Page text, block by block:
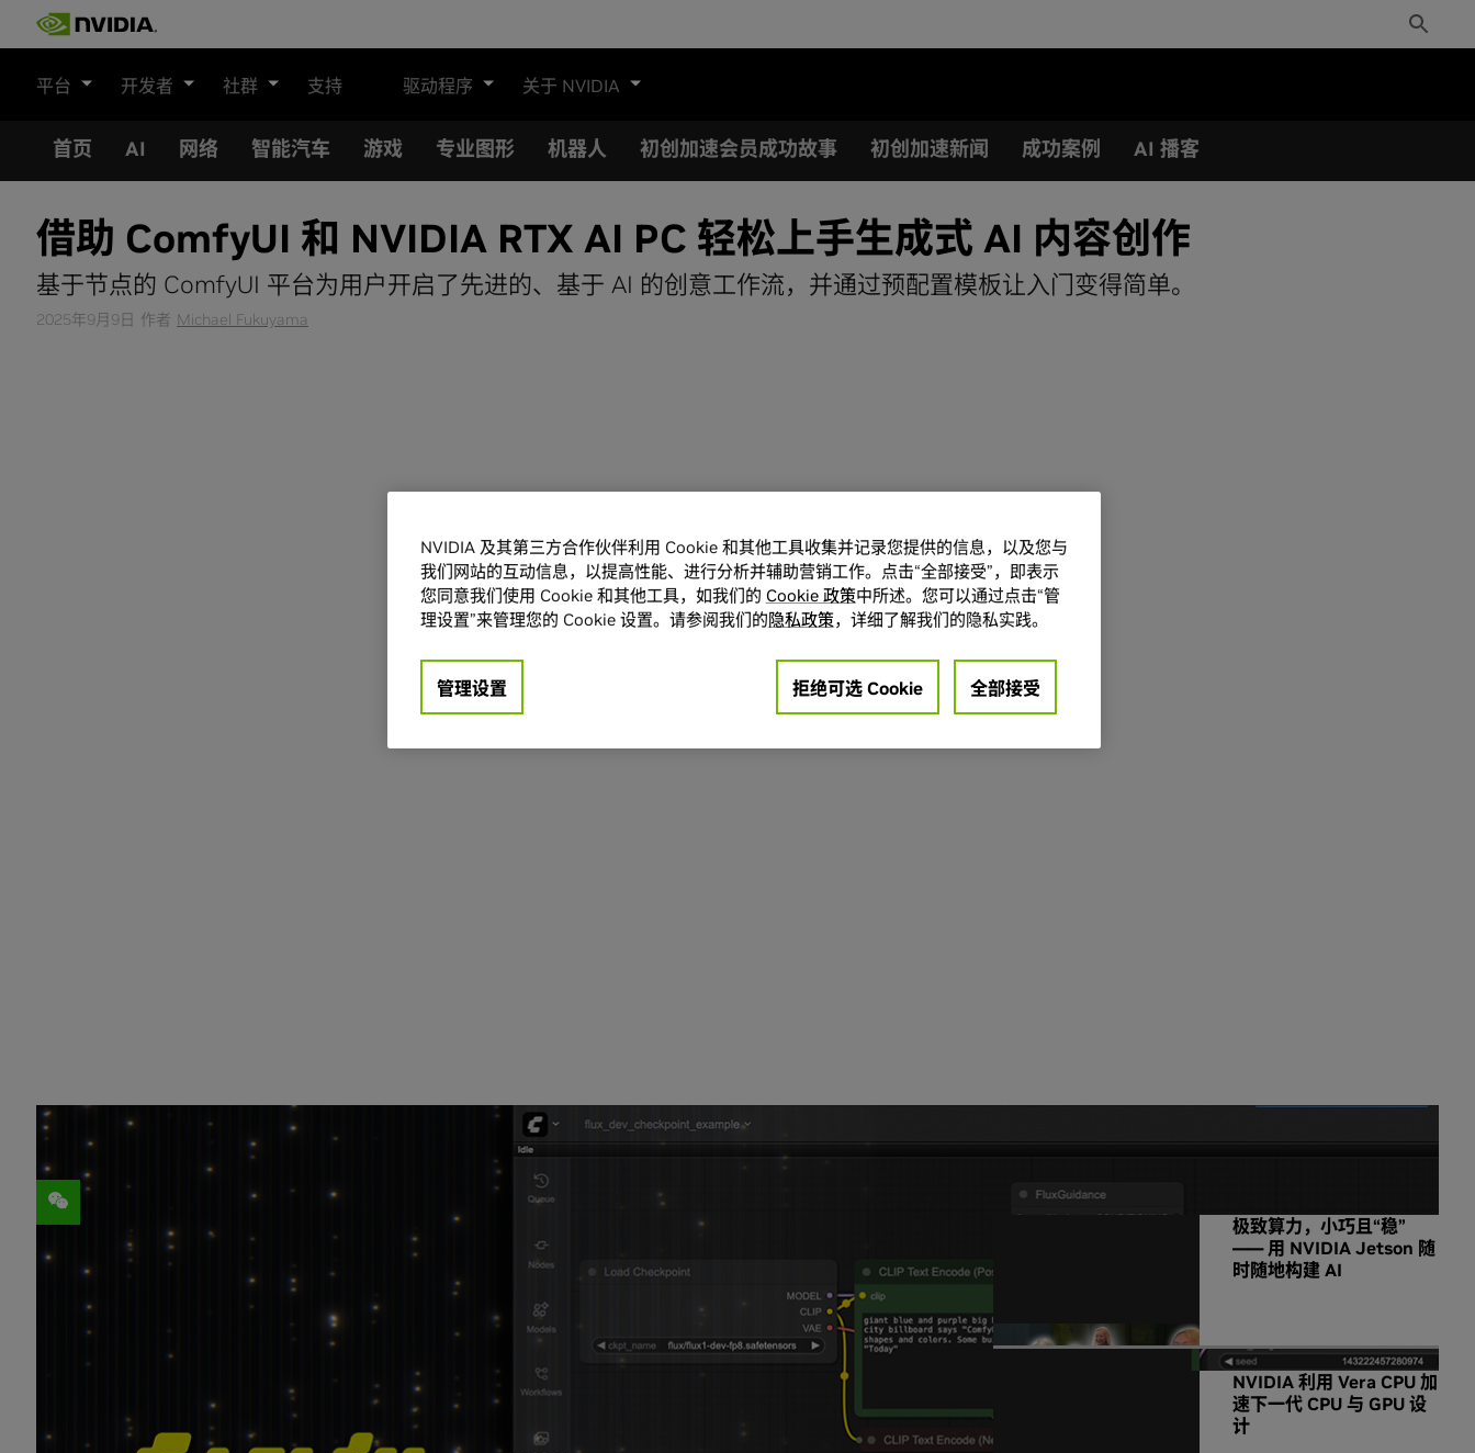
Toggle
Search
平台 开发者 社群 支持 驱动程序 关于 NVIDIA
首页 AI 网络 智能汽车 游戏 专业图形 机器人 初创加速会员成功故事 初创加速新闻 成功案例 AI 播客
借助 ComfyUI 和 NVIDIA RTX AI PC 轻松上手生成式 AI 内容创作
基于节点的 ComfyUI 平台为用户开启了先进的、基于 AI 的创意工作流，并通过预配置模板让入门变得简单。
2025年9月9日 作者 Michael Fukuyama
分享
是一个开源的、基于节点的图形界面，用于运行和构建生成式 AI 工作流来进行内容创作。该界
面在过去一个月发布了重大更新，包括对 NVIDIA RTX GPU 高达 40% 的性能提升，以及对 Wan 2.2、
Qwen-Image、FLUX.1 Krea [dev] 和 Hunyuan3D 2.1 等新 AI 模型的支持。
NVIDIA 还发布了专由 TensorRT 优化的热门扩散模型 (比如 Stable Diffusion 3.5 和 FLUX.1 Kontext) 的
NIM 微服务，让用户在 ComfyUI 运行时，模型推理速度最高提升 3 倍，显存占用降低 50%。
此外，一个 NVIDIA RTX Remix
(一个让模组制作者重制经典游戏的平台) 更新在今天发布，该更新增加了
高级路径追踪粒子系统，可呈现令人惊艳的视觉效果，为经典游戏注入新的活力。
极致算力，小巧且“稳”
—— 用 NVIDIA Jetson 随
时随地构建 AI
NVIDIA 利用 Vera CPU 加
速下一代 CPU 与 GPU 设
计
NVIDIA 及其第三方合作伙伴利用 Cookie 和其他工具收集并记录您提供的信息，以及您与
我们网站的互动信息，以提高性能、进行分析并辅助营销工作。点击“全部接受”，即表示
您同意我们使用 Cookie 和其他工具，如我们的 Cookie 政策中所述。您可以通过点击“管
理设置”来管理您的 Cookie 设置。请参阅我们的隐私政策，详细了解我们的隐私实践。
管理设置 拒绝可选 Cookie 全部接受